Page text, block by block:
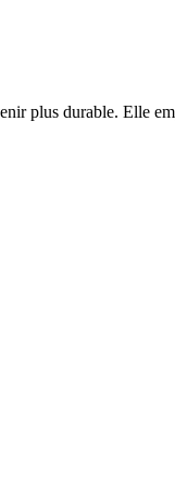
plus durable. Elle